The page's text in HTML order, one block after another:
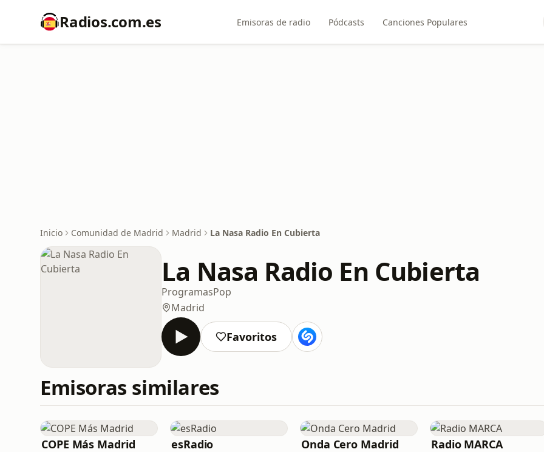
Radios.com.es Emisoras de radio Pódcasts Canciones Populares
Inicio Comunidad de Madrid Madrid La Nasa Radio En Cubierta
La Nasa Radio En Cubierta
ProgramasPop
Madrid
Favoritos
Emisoras similares
COPE Más Madrid esRadio Onda Cero Madrid Radio MARCA